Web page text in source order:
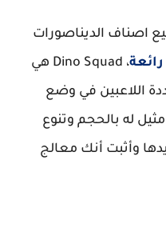
اصناف الديناصورات
رائعة
، Dino Squad هي
اللاعبين في وضع
له بالحجم وتنوع
وأثبت أنك معالج